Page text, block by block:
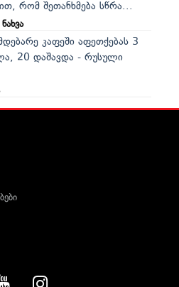
რომ შეთანხმება სწრა...
კაფეში აფეთქებას 3
20 დაშავდა - რუსული